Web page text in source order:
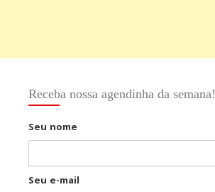
Receba nossa agendinha da semana!
Seu nome
Seu e-mail